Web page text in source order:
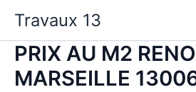
contenu
Travaux 13
PRIX AU M2
MARSEILLE